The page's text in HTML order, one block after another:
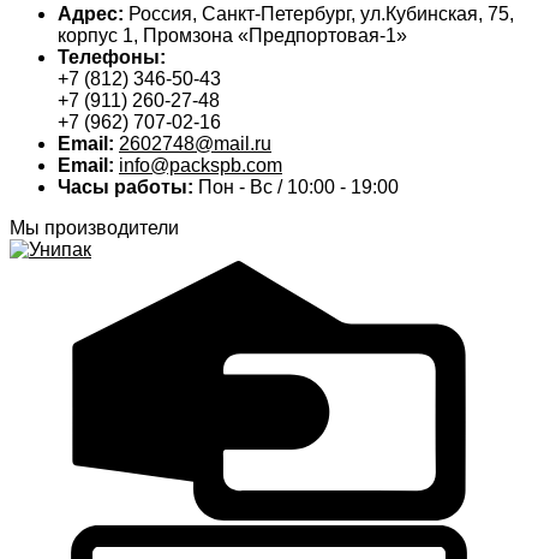
Адрес: Россия, Санкт-Петербург, ул.Кубинская, 75,
корпус 1, Промзона «Предпортовая-1»
Телефоны:
+7 (812) 346-50-43
+7 (911) 260-27-48
+7 (962) 707-02-16
Email: 2602748@mail.ru
Email: info@packspb.com
Часы работы: Пон - Вс / 10:00 - 19:00
Мы производители